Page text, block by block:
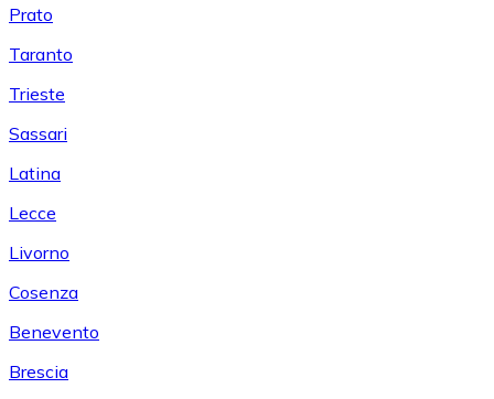
Prato
Taranto
Trieste
Sassari
Latina
Lecce
Livorno
Cosenza
Benevento
Brescia